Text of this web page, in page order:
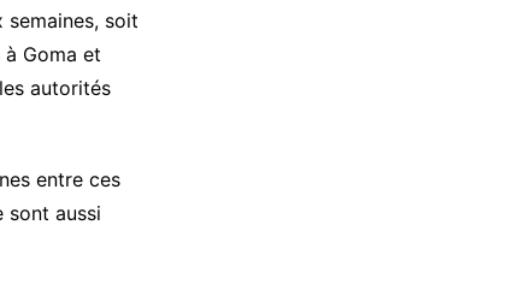
soit
Goma et
autorités
entre ces
sont aussi